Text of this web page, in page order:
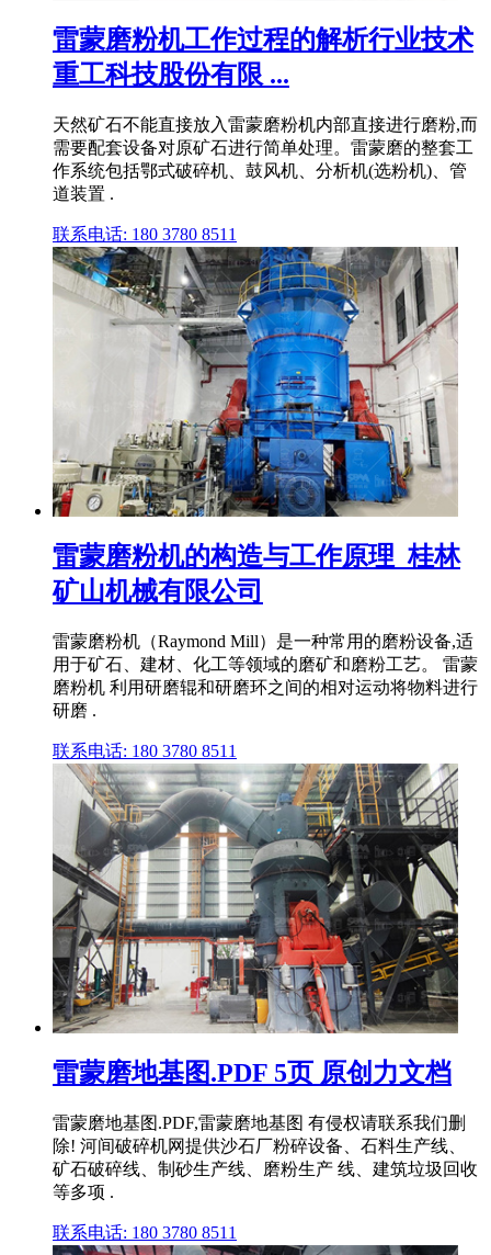
雷蒙磨粉机工作过程的解析行业技术
重工科技股份有限 ...
天然矿石不能直接放入雷蒙磨粉机内部直接进行磨粉,而
需要配套设备对原矿石进行简单处理。雷蒙磨的整套工
作系统包括鄂式破碎机、鼓风机、分析机(选粉机)、管
道装置 .
联系电话: 180 3780 8511
雷蒙磨粉机的构造与工作原理_桂林
矿山机械有限公司
雷蒙磨粉机（Raymond Mill）是一种常用的磨粉设备,适
用于矿石、建材、化工等领域的磨矿和磨粉工艺。 雷蒙
磨粉机 利用研磨辊和研磨环之间的相对运动将物料进行
研磨 .
联系电话: 180 3780 8511
雷蒙磨地基图.PDF 5页 原创力文档
雷蒙磨地基图.PDF,雷蒙磨地基图 有侵权请联系我们删
除! 河间破碎机网提供沙石厂粉碎设备、石料生产线、
矿石破碎线、制砂生产线、磨粉生产 线、建筑垃圾回收
等多项 .
联系电话: 180 3780 8511